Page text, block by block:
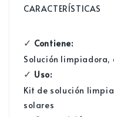
de
de
CARACTERÍSTICAS
✓ Contiene:
Solución
✓ Uso:
Kit de solución
solares